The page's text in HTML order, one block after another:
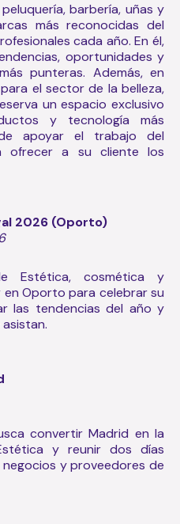
barbería, uñas y
más reconocidas del
cada año. En él,
oportunidades y
punteras. Además, en
el sector de la belleza,
un espacio exclusivo
y tecnología más
apoyar el trabajo del
ofrecer a su cliente los
2026 (Oporto)
Estética, cosmética y
Oporto para celebrar su
las tendencias del año y
convertir Madrid en la
y reunir dos días
y proveedores de